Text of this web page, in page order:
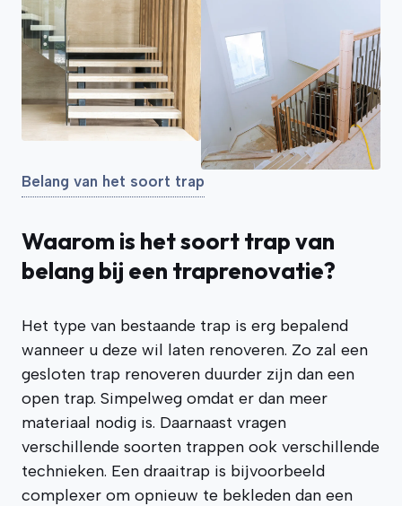
Belang van het soort trap
Waarom is het soort trap van
belang bij een traprenovatie?
Het type van bestaande trap is erg bepalend
wanneer u deze wil laten renoveren. Zo zal een
gesloten trap renoveren duurder zijn dan een
open trap. Simpelweg omdat er dan meer
materiaal nodig is. Daarnaast vragen
verschillende soorten trappen ook verschillende
technieken. Een draaitrap is bijvoorbeeld
complexer om opnieuw te bekleden dan een